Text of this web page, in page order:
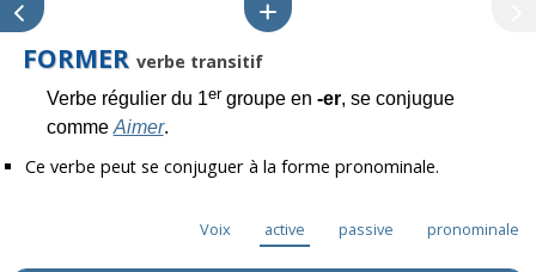
FORMER verbe transitif
Verbe régulier du 1ergroupe en -er, se conjugue
comme Aimer.
Ce verbe peut se conjuguer à la forme pronominale.
Voix active passive pronominale